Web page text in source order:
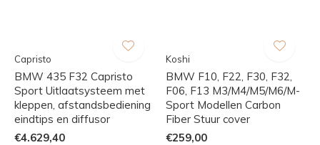
Capristo
BMW 435 F32 Capristo
Sport Uitlaatsysteem met
kleppen, afstandsbediening
eindtips en diffusor
€4.629,40
Koshi
BMW F10, F22, F30, F32,
F06, F13 M3/M4/M5/M6/M-
Sport Modellen Carbon
Fiber Stuur cover
€259,00